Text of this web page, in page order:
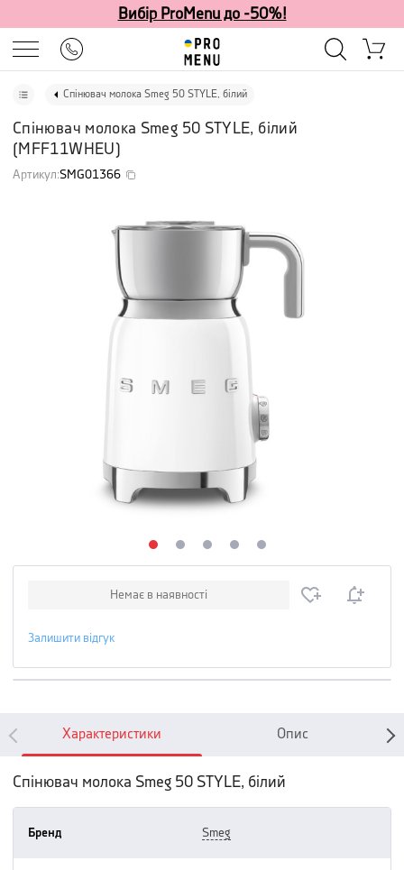
Вибір ProMenu до -50%!
Спінювач молока Smeg 50 STYLE, білий
Спінювач молока Smeg 50 STYLE, білий
( MFF11WHEU)
Артикул:SMG01366
Немає в наявності
Залишити відгук
Характеристики Опис
Спінювач молока Smeg 50 STYLE, білий
Бренд smeg